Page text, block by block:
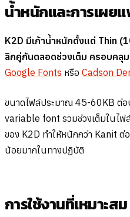
น้ำหนักและการเผย
K2D มีเก้าน้ำหนักตั้งแต่ Thin
ลิกคู่กันตลอดช่วงเต็ม ครอบคลุ
Google Fonts หรือ Cadson
ขนาดไฟล์ประมาณ 45-60KB ต่อ
variable font รวมช่วงเต็มในไฟ
ของ K2D ทำให้หนักกว่า Kanit
น้อยมากในทางปฏิบัติ
การใช้งานที่เหมาะสม